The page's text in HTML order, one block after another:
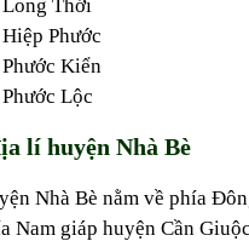
Thới
Phước
Kiển
Lộc
lí huyện Nhà Bè
Nhà Bè nằm về phía
Nam giáp huyện Cần